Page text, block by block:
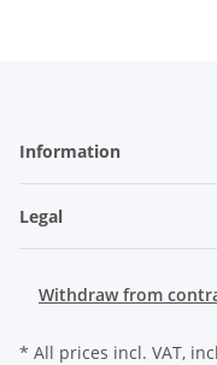
Information
Legal
Withdraw from
* All prices incl. VAT,